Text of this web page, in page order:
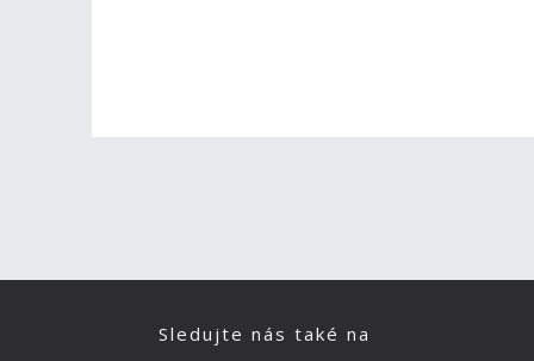
Sledujte nás také na